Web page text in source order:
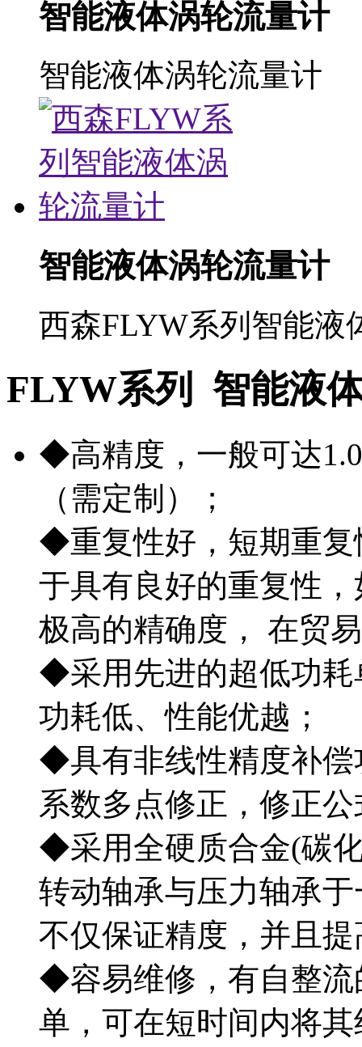
智能液体涡轮流量计
智能液体涡轮流量计
智能液体涡轮流量计
西森FLYW系列智能液
FLYW系列 智能液
◆高精度，一般可达
（需定制）；
◆重复性好，短期重复
于具有良好的重复性
极高的精确度， 在贸
◆采用先进的超低功耗
功耗低、性能优越；
◆具有非线性精度补偿
系数多点修正，修正
◆采用全硬质合金(碳
转动轴承与压力轴承
不仅保证精度，并且
◆容易维修，有自整流
单，可在短时间内将